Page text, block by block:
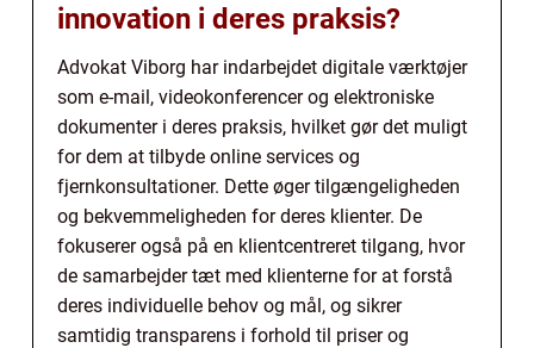
innovation i deres praksis?
Advokat Viborg har indarbejdet digitale værktøjer
som e-mail, videokonferencer og elektroniske
dokumenter i deres praksis, hvilket gør det muligt
for dem at tilbyde online services og
fjernkonsultationer. Dette øger tilgængeligheden
og bekvemmeligheden for deres klienter. De
fokuserer også på en klientcentreret tilgang, hvor
de samarbejder tæt med klienterne for at forstå
deres individuelle behov og mål, og sikrer
samtidig transparens i forhold til priser og